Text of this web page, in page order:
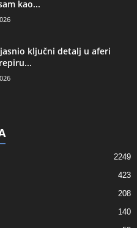
kao...
ključni detalj u aferi
2249
423
208
140